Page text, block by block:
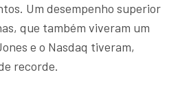
Um desempenho superior
que também viveram um
e o Nasdaq tiveram,
recorde.